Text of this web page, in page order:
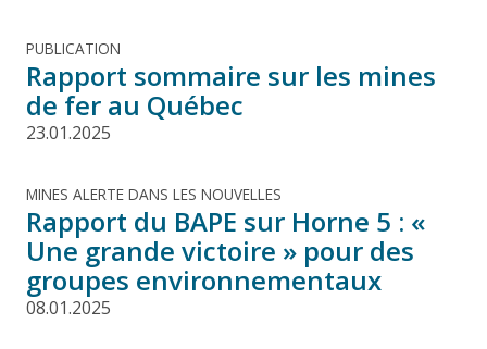
PUBLICATION
Rapport sommaire sur les mines
de fer au Québec
23.01.2025
MINES ALERTE DANS LES NOUVELLES
Rapport du BAPE sur Horne 5 : «
Une grande victoire » pour des
groupes environnementaux
08.01.2025